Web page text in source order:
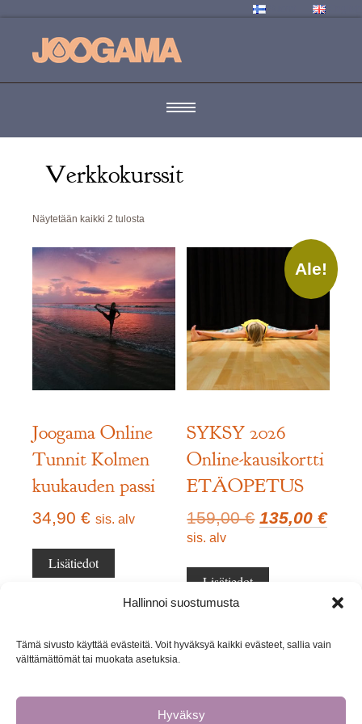
Hallinnoi suostumusta
Tämä sivusto käyttää evästeitä. Voit hyväksyä kaikki evästeet, sallia vain
välttämättömät tai muokata asetuksia.
Hyväksy
Verkkokurssit
Näytetään kaikki 2 tulosta
Joogama Online
Tunnit Kolmen
kuukauden passi
34,90 € sis. alv
Lisätiedot
Ale!
SYKSY 2026
Online-kausikortti
ETÄOPETUS
159,00€ Alkuperäinen
159,00 €.
135,00€
sis. alv
Lisätiedot